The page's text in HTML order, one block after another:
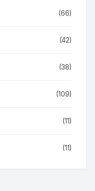
(66)
(42)
(38)
(109)
(11)
(11)